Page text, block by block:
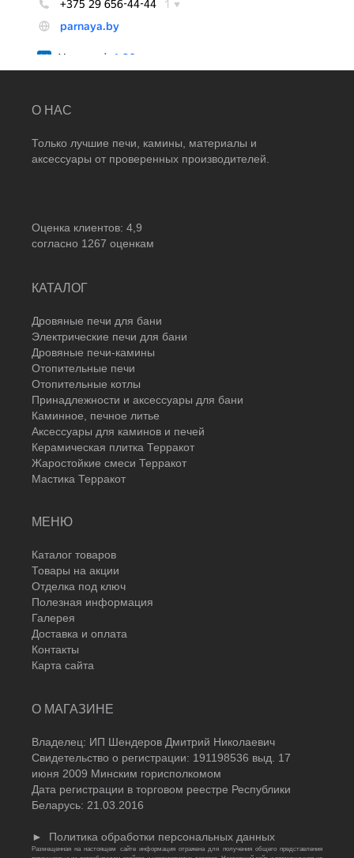
О НАС
Только лучшие печи, камины, материалы и
аксессуары от проверенных производителей.
Оценка клиентов: 4,9
согласно 1267 оценкам
КАТАЛОГ
Дровяные печи для бани
Электрические печи для бани
Дровяные печи-камины
Отопительные печи
Отопительные котлы
Принадлежности и аксессуары для бани
Каминное, печное литье
Аксессуары для каминов и печей
Керамическая плитка Терракот
Жаростойкие смеси Терракот
Мастика Терракот
МЕНЮ
Каталог товаров
Товары на акции
Отделка под ключ
Полезная информация
Галерея
Доставка и оплата
Контакты
Карта сайта
О МАГАЗИНЕ
Владелец: ИП Шендеров Дмитрий Николаевич
Свидетельство о регистрации: 191198536 выд. 17
июня 2009 Минским горисполкомом
Дата регистрации в торговом реестре Республики
Беларусь: 21.03.2016
► Политика обработки персональных данных
Размещенная на настоящем сайте информация отражена для получения общего представления